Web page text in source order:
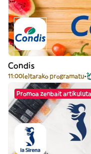
Condis
11:00(e)tarako programatu
Promoa zenbait